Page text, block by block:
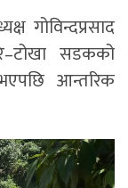
गोविन्दप्रसाद
सडकको
आन्तरिक